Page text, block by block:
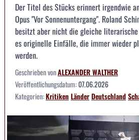
Der Titel des Stücks erinnert irgendwie
Opus "Vor Sonnenuntergang". Roland
besitzt aber nicht die gleiche
es originelle Einfälle, die immer wieder
werden.
Geschrieben vonALEXANDER WALTHER
Veröffentlichungsdatum:07.06.2026
Kategorien:KritikenLänderDeutschland